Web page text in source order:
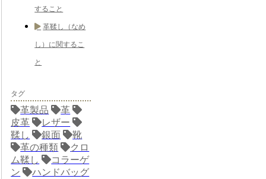
すること
革鞣し（なめ
し）に関するこ
と
タグ
革製品
革
皮革
レザー
鞣し
銀面
靴
革の種類
クロ
ム鞣し
コラーゲ
ン
ハンドバッグ